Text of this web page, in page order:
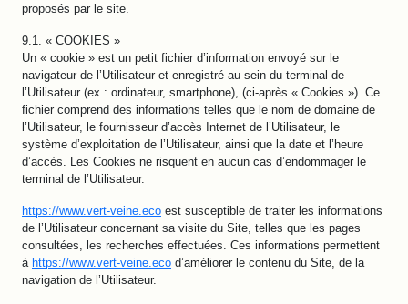
proposés par le site.
9.1. « COOKIES »
Un « cookie » est un petit fichier d’information envoyé sur le
navigateur de l’Utilisateur et enregistré au sein du terminal de
l’Utilisateur (ex : ordinateur, smartphone), (ci-après « Cookies »). Ce
fichier comprend des informations telles que le nom de domaine de
l’Utilisateur, le fournisseur d’accès Internet de l’Utilisateur, le
système d’exploitation de l’Utilisateur, ainsi que la date et l’heure
d’accès. Les Cookies ne risquent en aucun cas d’endommager le
terminal de l’Utilisateur.
https://www.vert-veine.eco est susceptible de traiter les informations
de l’Utilisateur concernant sa visite du Site, telles que les pages
consultées, les recherches effectuées. Ces informations permettent
à https://www.vert-veine.eco d’améliorer le contenu du Site, de la
navigation de l’Utilisateur.